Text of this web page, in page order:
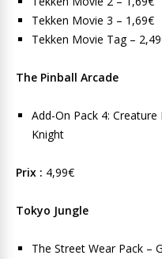
Tekken Movie 3 – 1,69€
Tekken Movie Tag –
The Pinball Arcade
Add-On Pack 4:
Knight
Prix : 4,99€
Tokyo Jungle
The Street Wear Pack –